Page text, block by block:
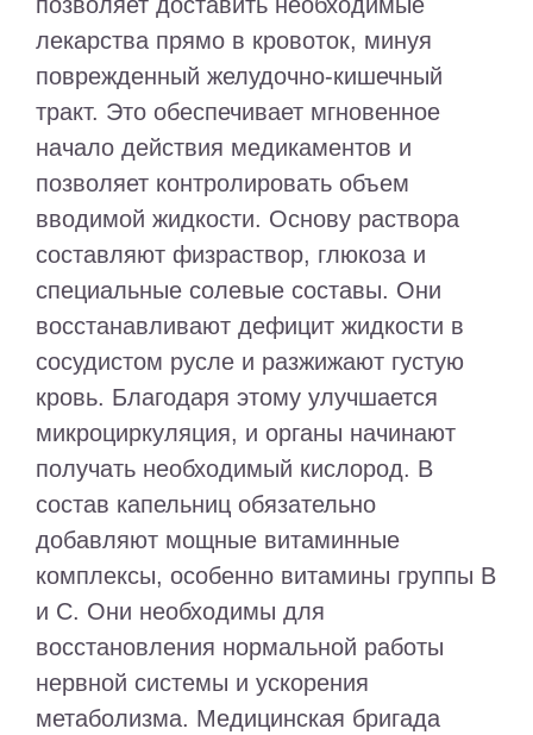
лекарства прямо в кровоток, минуя
поврежденный желудочно-кишечный
тракт. Это обеспечивает мгновенное
начало действия медикаментов и
позволяет контролировать объем
вводимой жидкости. Основу раствора
составляют физраствор, глюкоза и
специальные солевые составы. Они
восстанавливают дефицит жидкости в
сосудистом русле и разжижают густую
кровь. Благодаря этому улучшается
микроциркуляция, и органы начинают
получать необходимый кислород. В
состав капельниц обязательно
добавляют мощные витаминные
комплексы, особенно витамины группы B
и C. Они необходимы для
восстановления нормальной работы
нервной системы и ускорения
метаболизма. Медицинская бригада